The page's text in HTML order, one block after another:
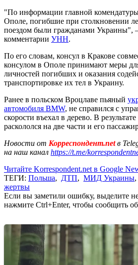
"По информации главной
Ополе, погибшие при столкновении
поездом были гражданами Украины", –
комментарии УНН.
По его словам, консул в Кракове
консулом в Ополе принимают меры
личностей погибших и оказания
транспортировке их тел в Украину.
Ранее в польском Вроцлаве пьяный
автомобиля BMW, не справился с
скорости въехал в дерево. В
раскололся на две части и его
Новости от Корреспондент.netв
на наш канал https://t.me/
Читайте Korrespondent.net в Google
ТЕГИ: Польша, ДТП, МИД Украины,
жертвы
Если вы заметили ошибку, выделите
нажмите Ctrl+Enter, чтобы сообщить